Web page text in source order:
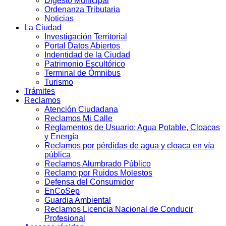
Ordenanza Tributaria
Noticias
La Ciudad
Investigación Territorial
Portal Datos Abiertos
Indentidad de la Ciudad
Patrimonio Escultórico
Terminal de Ómnibus
Turismo
Trámites
Reclamos
Atención Ciudadana
Reclamos Mi Calle
Reglamentos de Usuario: Agua Potable, Cloacas
y Energía
Reclamos por pérdidas de agua y cloaca en vía
pública
Reclamos Alumbrado Público
Reclamo por Ruidos Molestos
Defensa del Consumidor
EnCoSep
Guardia Ambiental
Reclamos Licencia Nacional de Conducir
Profesional